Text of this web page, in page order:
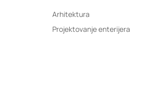
Arhitektura
Projektovanje enterijera